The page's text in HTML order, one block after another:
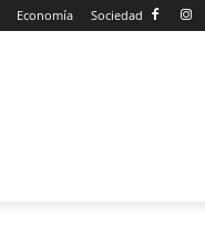
Economía Sociedad